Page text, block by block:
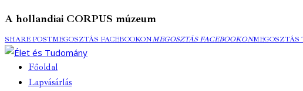
A hollandiai CORPUS múzeum
SHARE POSTMEGOSZTÁS FACEBOOKONMEGOSZTÁS FACEBOOKON
Főoldal
Lapvásárlás